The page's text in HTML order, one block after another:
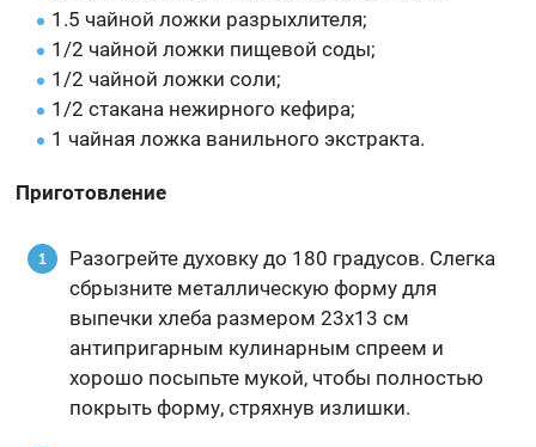
1.5 чайной ложки разрыхлителя;
1/2 чайной ложки пищевой соды;
1/2 чайной ложки соли;
1/2 стакана нежирного кефира;
1 чайная ложка ванильного экстракта.
Приготовление
Разогрейте духовку до 180 градусов. Слегка
сбрызните металлическую форму для
выпечки хлеба размером 23х13 см
антипригарным кулинарным спреем и
хорошо посыпьте мукой, чтобы полностью
покрыть форму, стряхнув излишки.